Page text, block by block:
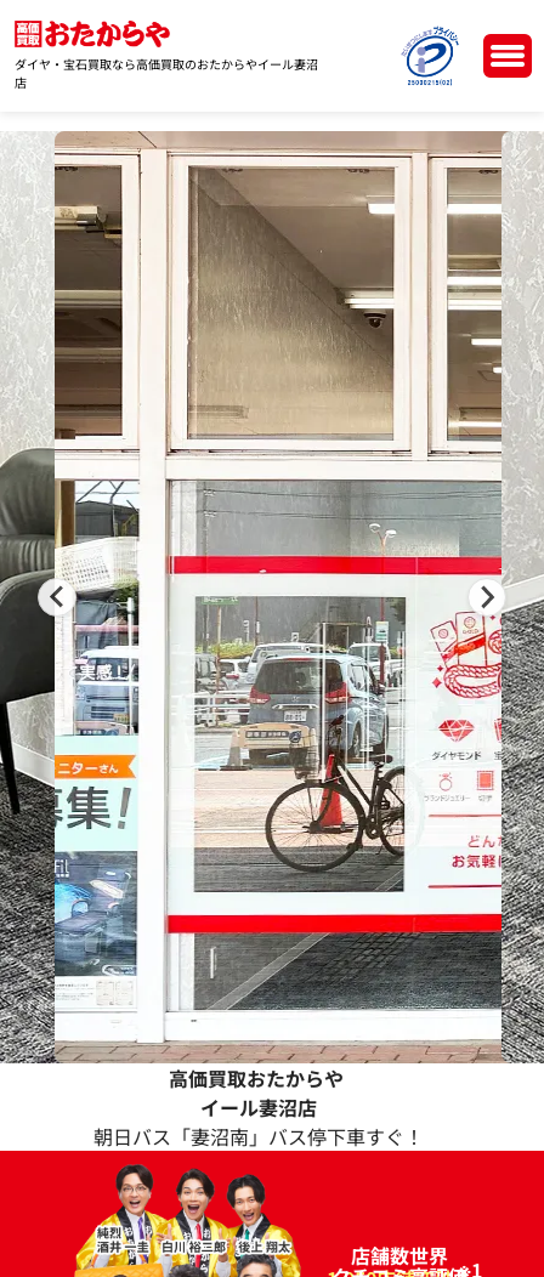
ダイヤ・宝石買取なら高価買取のおたからやイール妻沼
店
高価買取おたからや
イール妻沼店
朝日バス「妻沼南」バス停下車すぐ！
店舗数世界 ※1